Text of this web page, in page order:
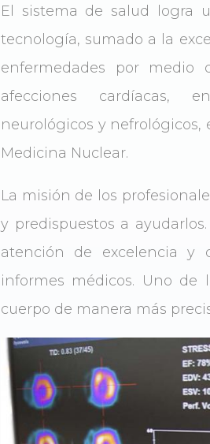
El sistema de salud logra
tecnología, sumado a la
enfermedades por medio
afecciones cardíacas,
neurológicos y
Medicina Nuclear.
La misión de los
y predispuestos a
atención de excelencia y
informes médicos. Uno de
cuerpo de manera más